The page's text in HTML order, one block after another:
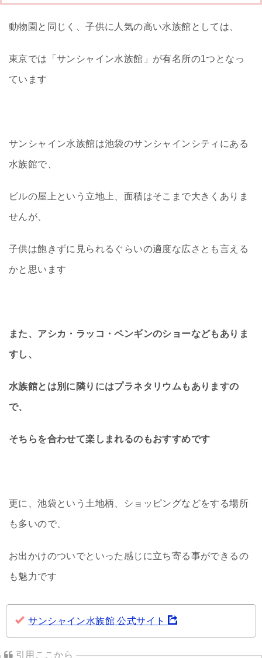
動物園と同じく、子供に人気の高い水族館としては、
東京では「サンシャイン水族館」が有名所の1つとなっ
ています
サンシャイン水族館は池袋のサンシャインシティにある
水族館で、
ビルの屋上という立地上、面積はそこまで大きくありま
せんが、
子供は飽きずに見られるぐらいの適度な広さとも言える
かと思います
また、アシカ・ラッコ・ペンギンのショーなどもありま
すし、
水族館とは別に隣りにはプラネタリウムもありますの
で、
そちらを合わせて楽しまれるのもおすすめです
更に、池袋という土地柄、ショッピングなどをする場所
も多いので、
お出かけのついでといった感じに立ち寄る事ができるの
も魅力です
サンシャイン水族館 公式サイト